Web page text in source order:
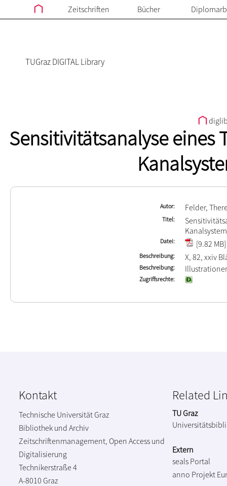
Zeitschriften Bücher
TUGraz DIGITAL Library
Sensitivitätsanalyse
Autor Felder,
Titel
Datei [9.82 MB]
Beschreibung X, 82, xxiv
Beschreibung
Zugriffsrechte
Kontakt
Technische Universität Graz
Bibliothek und Archiv
Zeitschriftenmanagement, Open Access und
Digitalisierung
Technikerstraße 4
A-8010 Graz
Related
TU Graz
Extern
seals Portal
anno Projekt